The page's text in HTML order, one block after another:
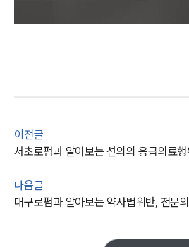
이전글
다음글
대구로펌과 알아보는 약사법위반, 전문